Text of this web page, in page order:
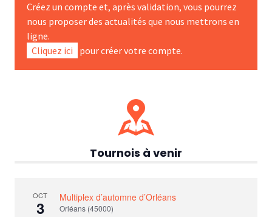
Créez un compte et, après validation, vous pourrez
nous proposer des actualités que nous mettrons en
ligne.
Cliquez ici
pour créer votre compte.
Tournois à venir
OCT
3
Multiplex d’automne d’Orléans
Orléans (45000)